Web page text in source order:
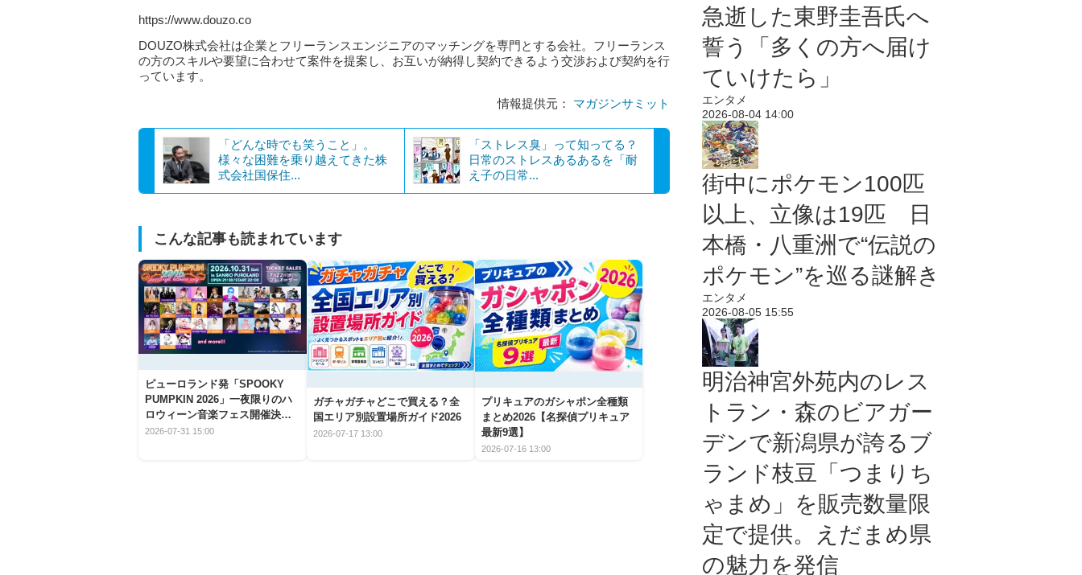
https://www.douzo.co
DOUZO株式会社は企業とフリーランスエンジニアのマッチングを専門とする会社。フリーランス
の方のスキルや要望に合わせて案件を提案し、お互いが納得し契約できるよう交渉および契約を行
っています。
情報提供元： マガジンサミット
「どんな時でも笑うこと」。
様々な困難を乗り越えてきた株
式会社国保住...
「ストレス臭」って知ってる？
日常のストレスあるあるを「耐
え子の日常...
こんな記事も読まれています
ピューロランド発「SPOOKY
PUMPKIN 2026」一夜限りのハ
ロウィーン音楽フェス開催決
定！
2026-07-31 15:00
ガチャガチャどこで買える？全
国エリア別設置場所ガイド2026
2026-07-17 13:00
プリキュアのガシャポン全種類
まとめ2026【名探偵プリキュア
最新9選】
2026-07-16 13:00
急逝した東野圭吾氏へ
誓う「多くの方へ届け
ていけたら」
エンタメ
2026-08-04 14:00
街中にポケモン100匹
以上、立像は19匹 日
本橋・八重洲で“伝説の
ポケモン”を巡る謎解き
エンタメ
2026-08-05 15:55
明治神宮外苑内のレス
トラン・森のビアガー
デンで新潟県が誇るブ
ランド枝豆「つまりち
ゃまめ」を販売数量限
定で提供。えだまめ県
の魅力を発信